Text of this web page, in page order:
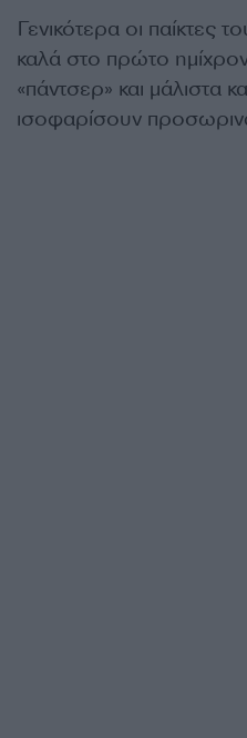
Γενικότερα οι παίκτες
καλά στο πρώτο
«πάντσερ» και μάλιστα
ισοφαρίσουν